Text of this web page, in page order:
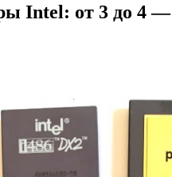
Intel: от 3 до 4